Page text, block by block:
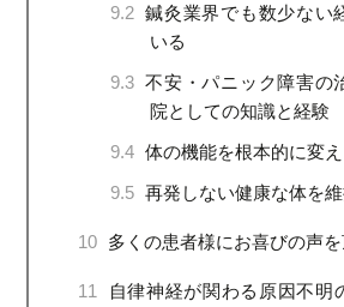
9.2 鍼灸業界でも数少ない
いる
9.3 不安・パニック障害の
院としての知識と経験
9.4 体の機能を根本的に変
9.5 再発しない健康な体を
10 多くの患者様にお喜びの声
11
自律神経が関わる原因不明